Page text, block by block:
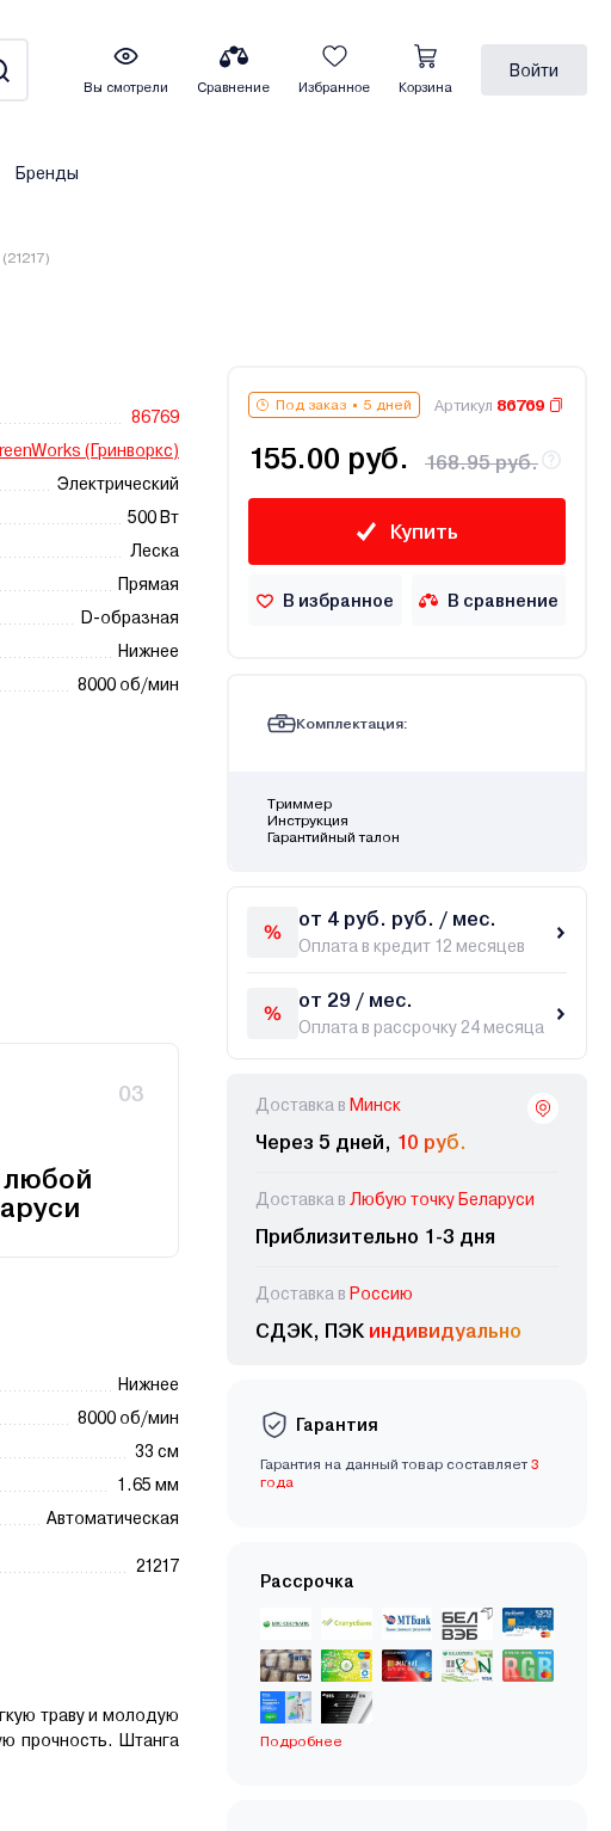
Вы смотрели Сравнение Избранное Корзина
Войти
Бренды
86769
(Гринворкс)
Электрический
500 Вт
Леска
Прямая
D-образная
Нижнее
8000 об/мин
03
любой
Нижнее
8000 об/мин
33 см
1.65 мм
Автоматическая
21217
траву и молодую
прочность. Штанга
Под заказ 5 дней Артикул 86769
155.00 руб. 168.95 руб.
Купить
В избранное В сравнение
Комплектация:
Триммер
Инструкция
Гарантийный талон
от 4 руб. руб. / мес.
Оплата в кредит 12 месяцев
от 29 / мес.
Оплата в рассрочку 24 месяца
Доставка в Минск
Через 5 дней, 10 руб.
Доставка в Любую точку Беларуси
Приблизительно 1-3 дня
Доставка в Россию
СДЭК, ПЭК индивидуально
Гарантия
Гарантия на данный товар составляет 3
года
Рассрочка
Подробнее